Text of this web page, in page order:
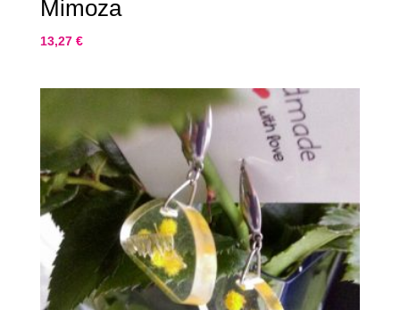
Mimoza
13,27 €